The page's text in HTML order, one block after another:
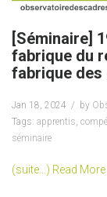
[Séminaire]
fabrique du
fabrique des
Jan 18, 2024 by
Tags: apprentis,
séminaire
(suite…) Read More